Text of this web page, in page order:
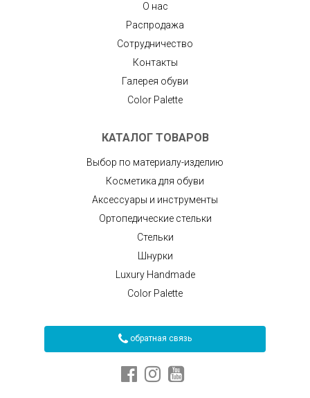
О нас
Распродажа
Сотрудничество
Контакты
Галерея обуви
Color Palette
КАТАЛОГ ТОВАРОВ
Выбор по материалу-изделию
Косметика для обуви
Аксессуары и инструменты
Ортопедические стельки
Стельки
Шнурки
Luxury Handmade
Color Palette
обратная связь